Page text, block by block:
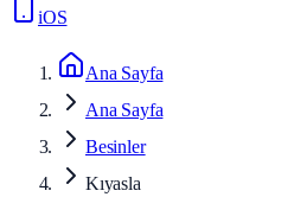
iOS
Ana Sayfa
Ana Sayfa
Besinler
Kıyasla